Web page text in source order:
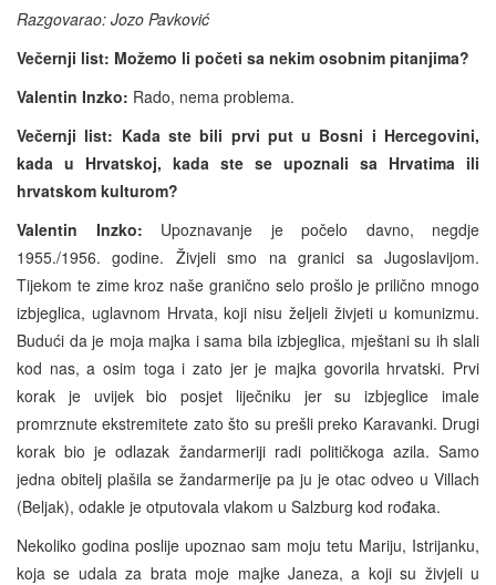
Razgovarao: Jozo Pavković
Večernji list: Možemo li početi sa nekim osobnim pitanjima?
Valentin Inzko: Rado, nema problema.
Večernji list: Kada ste bili prvi put u Bosni i Hercegovini,
kada u Hrvatskoj, kada ste se upoznali sa Hrvatima ili
hrvatskom kulturom?
Valentin Inzko: Upoznavanje je počelo davno, negdje
1955./1956. godine. Živjeli smo na granici sa Jugoslavijom.
Tijekom te zime kroz naše granično selo prošlo je prilično mnogo
izbjeglica, uglavnom Hrvata, koji nisu željeli živjeti u komunizmu.
Budući da je moja majka i sama bila izbjeglica, mještani su ih slali
kod nas, a osim toga i zato jer je majka govorila hrvatski. Prvi
korak je uvijek bio posjet liječniku jer su izbjeglice imale
promrznute ekstremitete zato što su prešli preko Karavanki. Drugi
korak bio je odlazak žandarmeriji radi političkoga azila. Samo
jedna obitelj plašila se žandarmerije pa ju je otac odveo u Villach
(Beljak), odakle je otputovala vlakom u Salzburg kod rođaka.
Nekoliko godina poslije upoznao sam moju tetu Mariju, Istrijanku,
koja se udala za brata moje majke Janeza, a koji su živjeli u